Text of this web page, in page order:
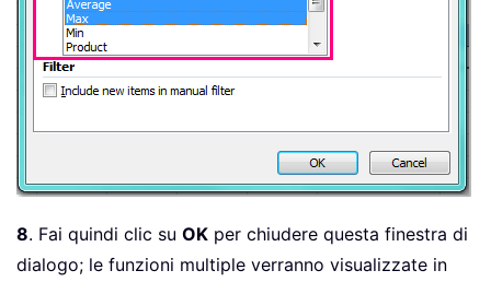
8. Fai quindi clic su OK per chiudere questa finestra di
dialogo; le funzioni multiple verranno visualizzate in